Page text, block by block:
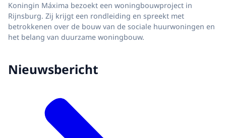
Koningin Máxima bezoekt een woningbouwproject in
Rijnsburg. Zij krijgt een rondleiding en spreekt met
betrokkenen over de bouw van de sociale huurwoningen en
het belang van duurzame woningbouw.
Nieuwsbericht